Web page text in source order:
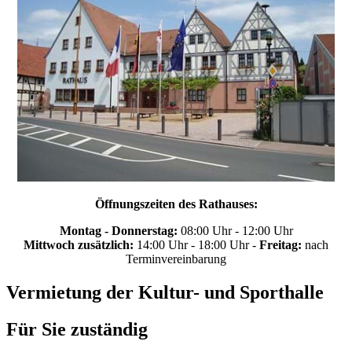
Öffnungszeiten des Rathauses:
Montag - Donnerstag: 08:00 Uhr - 12:00 Uhr
Mittwoch zusätzlich: 14:00 Uhr - 18:00 Uhr - Freitag: nach
Terminvereinbarung
Vermietung der Kultur- und Sporthalle
Für Sie zuständig